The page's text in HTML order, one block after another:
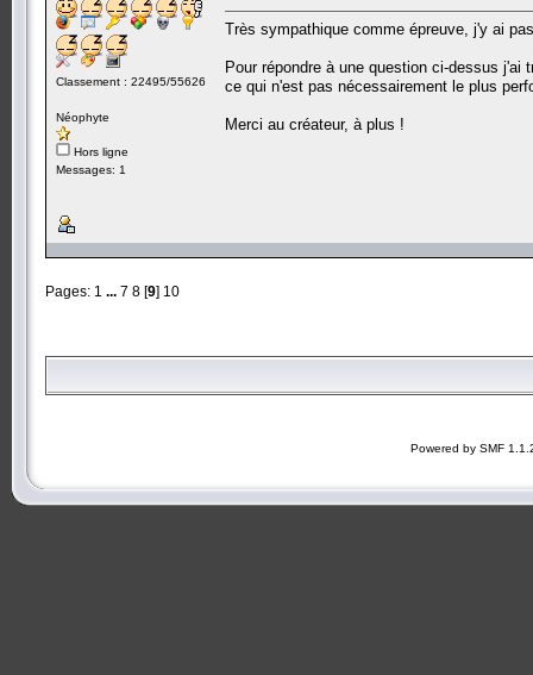
Classement : 22495/55626
Néophyte
Hors ligne
Messages: 1
Très sympathique comme épreuve, j'y ai
Pour répondre à une question ci-dessus j'ai
ce qui n'est pas nécessairement le plus
Merci au créateur, à plus !
Pages: 1 ... 7 8 [9] 10
Powered by SMF